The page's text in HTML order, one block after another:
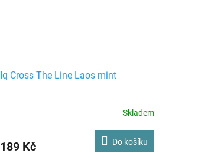
Iq Cross The Line Laos mint
Skladem
189 Kč Do košíku